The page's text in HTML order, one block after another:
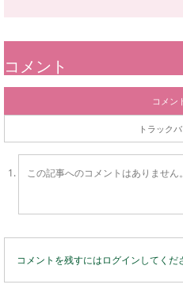
コメント
コメン
トラック
この記事へのコメントはありません。
コメントを残すにはログインしてくだ